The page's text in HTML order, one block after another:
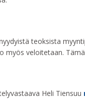
teoksista
myös veloitetaan.
Heli Tiensuu